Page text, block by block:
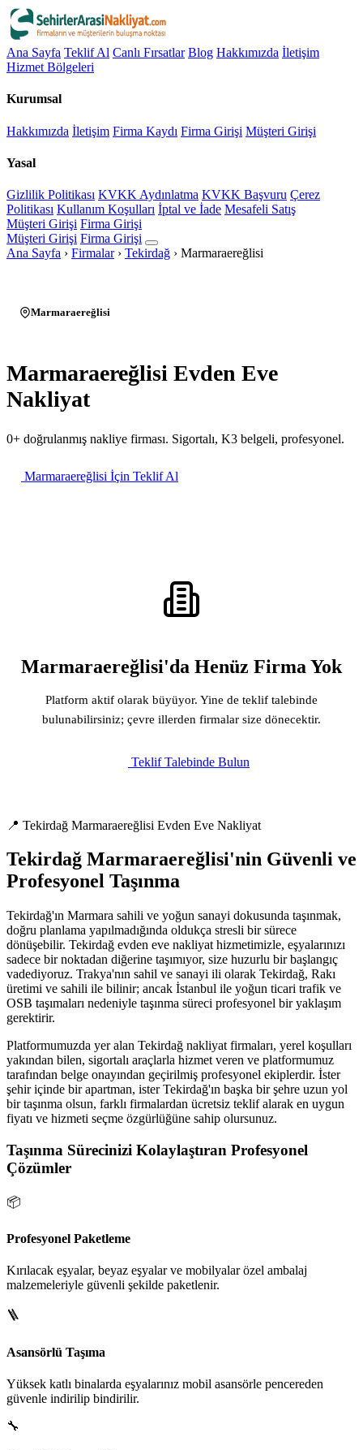
Ana Sayfa Teklif Al Canlı Fırsatlar Blog Hakkımızda İletişim
Hizmet Bölgeleri
Kurumsal
Hakkımızda İletişim Firma Kaydı Firma Girişi Müşteri Girişi
Yasal
Gizlilik Politikası KVKK Aydınlatma KVKK Başvuru Çerez
Politikası Kullanım Koşulları İptal ve İade Mesafeli Satış
Müşteri Girişi Firma Girişi
Müşteri Girişi Firma Girişi
Ana Sayfa › Firmalar › Tekirdağ › Marmaraereğlisi
Marmaraereğlisi
Marmaraereğlisi Evden Eve
Nakliyat
0+ doğrulanmış nakliye firması. Sigortalı, K3 belgeli, profesyonel.
Marmaraereğlisi İçin Teklif Al
Marmaraereğlisi'da Henüz Firma Yok
Platform aktif olarak büyüyor. Yine de teklif talebinde
bulunabilirsiniz; çevre illerden firmalar size dönecektir.
Teklif Talebinde Bulun
📍 Tekirdağ Marmaraereğlisi Evden Eve Nakliyat
Tekirdağ Marmaraereğlisi'nin Güvenli ve
Profesyonel Taşınma
Tekirdağ'ın Marmara sahili ve yoğun sanayi dokusunda taşınmak,
doğru planlama yapılmadığında oldukça stresli bir sürece
dönüşebilir. Tekirdağ evden eve nakliyat hizmetimizle, eşyalarınızı
sadece bir noktadan diğerine taşımıyor, size huzurlu bir başlangıç
vadediyoruz. Trakya'nın sahil ve sanayi ili olarak Tekirdağ, Rakı
üretimi ve sahili ile bilinir; ancak İstanbul ile yoğun ticari trafik ve
OSB taşımaları nedeniyle taşınma süreci profesyonel bir yaklaşım
gerektirir.
Platformumuzda yer alan Tekirdağ nakliyat firmaları, yerel koşulları
yakından bilen, sigortalı araçlarla hizmet veren ve platformumuz
tarafından belge onayından geçirilmiş profesyonel ekiplerdir. İster
şehir içinde bir apartman, ister Tekirdağ'ın başka bir şehre uzun yol
bir taşınma olsun, farklı firmalardan ücretsiz teklif alarak en uygun
fiyatı ve hizmeti seçme özgürlüğüne sahip olursunuz.
Taşınma Sürecinizi Kolaylaştıran Profesyonel
Çözümler
📦
Profesyonel Paketleme
Kırılacak eşyalar, beyaz eşyalar ve mobilyalar özel ambalaj
malzemeleriyle güvenli şekilde paketlenir.
🪜
Asansörlü Taşıma
Yüksek katlı binalarda eşyalarınız mobil asansörle pencereden
güvenle indirilip bindirilir.
🔧